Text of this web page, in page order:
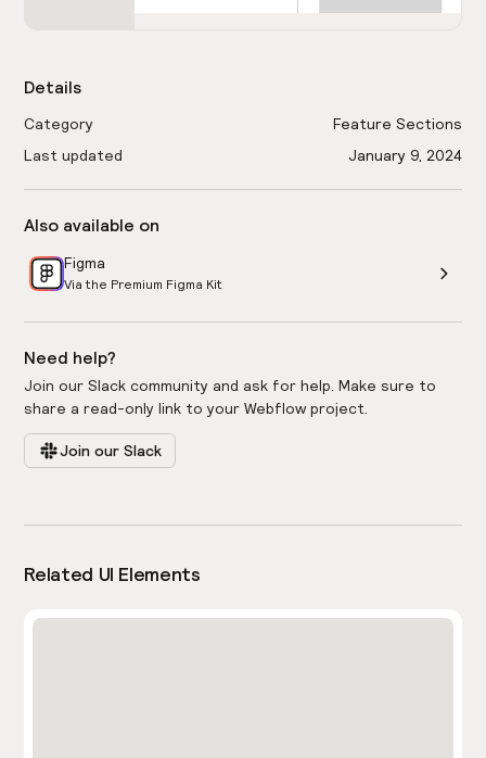
Details
Category
Feature Sections
Last updated
January 9, 2024
Also available on
Figma
Via the Premium Figma Kit
Need help?
Join our Slack community and ask for help. Make sure to
share a read-only link to your Webflow project.
Join our Slack
Related UI Elements